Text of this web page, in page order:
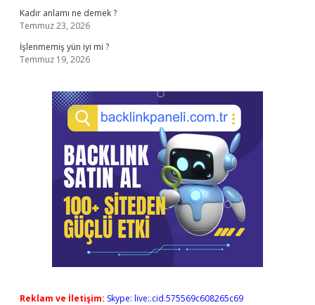
Kadir anlamı ne demek ?
Temmuz 23, 2026
İşlenmemiş yün iyi mi ?
Temmuz 19, 2026
Reklam ve İletişim: Skype: live:.cid.575569c608265c69